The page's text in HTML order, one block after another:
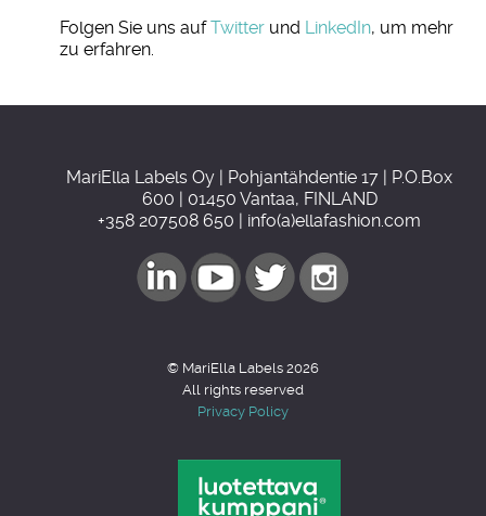
Folgen Sie uns aufTwitter und LinkedIn, um mehr
zu erfahren.
MariElla Labels Oy | Pohjantähdentie 17 | P.O.Box
600 | 01450 Vantaa, FINLAND
+358 207508 650 | info(a)ellafashion.com
© MariElla Labels 2026
All rights reserved
Privacy Policy